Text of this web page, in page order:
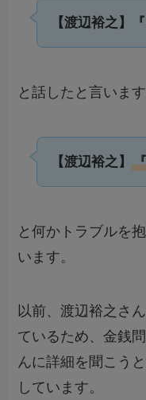
【渡辺裕之】
と話したと言いま
【渡辺裕之】
と何かトラブルを
います。
以前、渡辺裕之さ
ているため、金銭
んに詳細を聞こう
しています。